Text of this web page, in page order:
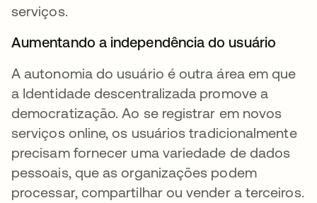
serviços.
Aumentando a independência do usuário
A autonomia do usuário é outra área em que
a Identidade descentralizada promove a
democratização. Ao se registrar em novos
serviços online, os usuários tradicionalmente
precisam fornecer uma variedade de dados
pessoais, que as organizações podem
processar, compartilhar ou vender a terceiros.